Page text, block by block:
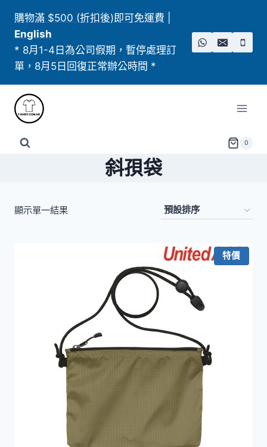
content
購物滿 $500 (折扣後)即可免運費
English
* 8月1-4日為公司假期，暫停處理訂
單，8月5日回復正常辦公時間 *
0
斜孭袋
顯示單一結果
特價